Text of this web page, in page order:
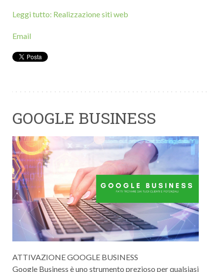
Leggi tutto: Realizzazione siti web
Email
GOOGLE BUSINESS
ATTIVAZIONE GOOGLE BUSINESS
Google Business è uno strumento prezioso per qualsiasi